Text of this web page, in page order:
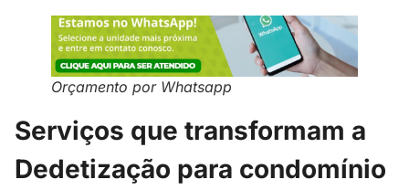
Orçamento por Whatsapp
Serviços que transformam a
Dedetização para condomínio